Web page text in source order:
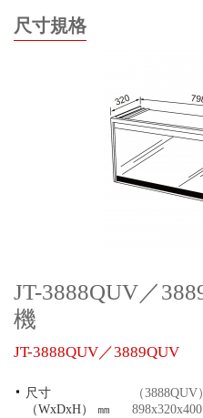
尺寸規格
JT-3888QUV／
機
JT-3888QUV／3889QUV
尺寸
（WxDxH） ㎜
（
898x320x400